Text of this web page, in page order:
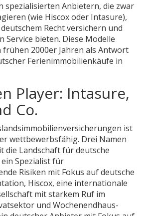
spezialisierten Anbietern, die zwar
(wie Hiscox oder Intasure),
Recht versichern und
Service bieten. Diese Modelle
2000er Jahren als Antwort
Ferienimmobilienkäufe in
Player: Intasure,
Co.
ist
wettbewerbsfähig. Drei Namen
die Landschaft für deutsche
ein Spezialist für
Risiken mit Fokus auf deutsche
, Hiscox, eine internationale
mit starkem Ruf im
und Wochenendhaus-